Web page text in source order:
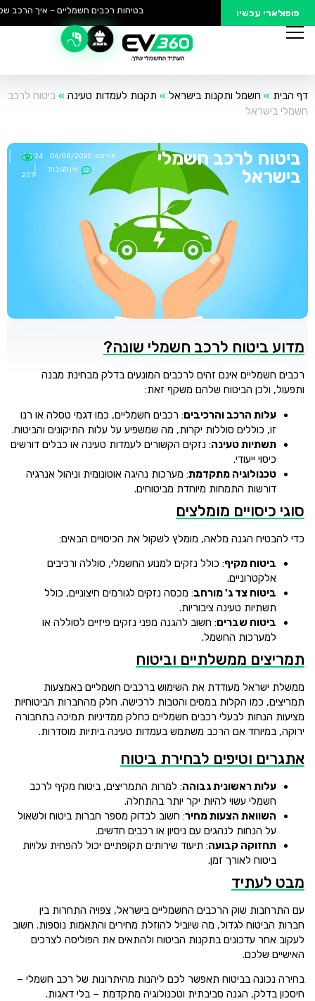
פופולארי עכשיו בטיחות רכבים חשמליים – איך הרכב
דף הבית » חשמל ותקנות בישראל » תקנות לעמדות טעינה » ביטוח לרכב
חשמלי בישראל
ביטוח לרכב חשמלי
בישראל
פורסם:06/08/2025
20:24
אין תגובות
207
מדוע ביטוח לרכב חשמלי שונה?
רכבים חשמליים אינם זהים לרכבים המונעים בדלק מבחינת מבנה
ותפעול, ולכן הביטוח שלהם משקף זאת:
עלות הרכב והרכיבים: רכבים חשמליים, כמו דגמי טסלה או רנו
זו, כוללים סוללות יקרות, מה שמשפיע על עלות התיקונים והביטוח.
תשתיות טעינה: נזקים הקשורים לעמדות טעינה או כבלים דורשים
כיסוי ייעודי.
טכנולוגיה מתקדמת: מערכות נהיגה אוטונומית וניהול אנרגיה
דורשות התמחות מיוחדת מביטוחים.
סוגי כיסויים מומלצים
כדי להבטיח הגנה מלאה, מומלץ לשקול את הכיסויים הבאים:
ביטוח מקיף: כולל נזקים למנוע החשמלי, סוללה ורכיבים
אלקטרוניים.
ביטוח צד ג' מורחב: מכסה נזקים לגורמים חיצוניים, כולל
תשתיות טעינה ציבוריות.
ביטוח שברים: חשוב להגנה מפני נזקים פיזיים לסוללה או
למערכות החשמל.
תמריצים ממשלתיים וביטוח
ממשלת ישראל מעודדת את השימוש ברכבים חשמליים באמצעות
תמריצים, כמו הקלות במסים והטבות לרכישה. חלק מהחברות הביטוחיות
מציעות הנחות לבעלי רכבים חשמליים כחלק ממדיניות תמיכה בתחבורה
ירוקה, במיוחד אם הרכב משתמש בעמדות טעינה ביתיות מוסדרות.
אתגרים וטיפים לבחירת ביטוח
עלות ראשונית גבוהה: למרות התמריצים, ביטוח מקיף לרכב
חשמלי עשוי להיות יקר יותר בהתחלה.
השוואת הצעות מחיר: חשוב לבדוק מספר חברות ביטוח ולשאול
על הנחות לנהגים עם ניסיון או רכבים חדשים.
תחזוקה קבועה: תיעוד שירותים תקופתיים יכול להפחית עלויות
ביטוח לאורך זמן.
מבט לעתיד
עם התרחבות שוק הרכבים החשמליים בישראל, צפויה התחרות בין
חברות הביטוח לגדול, מה שיוביל להוזלת מחירים והתאמות נוספות. חשוב
לעקוב אחר עדכונים בתקנות הביטוח ולהתאים את הפוליסה לצרכים
האישיים שלכם.
בחירה נכונה בביטוח תאפשר לכם ליהנות מהיתרונות של רכב חשמלי –
חיסכון בדלק, הגנה סביבתית וטכנולוגיה מתקדמת – בלי דאגות.